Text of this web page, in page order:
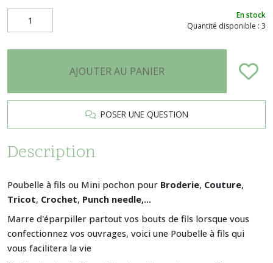
En stock
Quantité disponible : 3
AJOUTER AU PANIER
POSER UNE QUESTION
Description
Poubelle à fils ou Mini pochon pour Broderie, Couture,
Tricot, Crochet, Punch needle,...
Marre d'éparpiller partout vos bouts de fils lorsque vous
confectionnez vos ouvrages, voici une Poubelle à fils qui
vous facilitera la vie